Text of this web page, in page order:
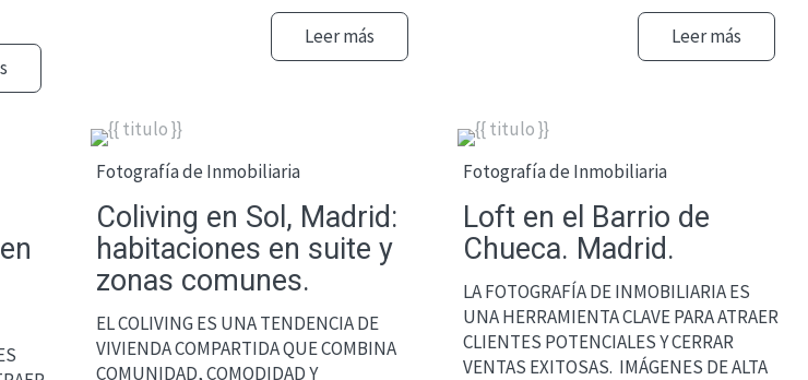
Leer más Leer más
Fotografía de Inmobiliaria
Coliving en Sol, Madrid:
habitaciones en suite y
zonas comunes.
EL COLIVING ES UNA TENDENCIA DE
VIVIENDA COMPARTIDA QUE COMBINA
COMUNIDAD, COMODIDAD Y
Fotografía de Inmobiliaria
Loft en el Barrio de
Chueca. Madrid.
LA FOTOGRAFÍA DE INMOBILIARIA ES
UNA HERRAMIENTA CLAVE PARA ATRAER
CLIENTES POTENCIALES Y CERRAR
VENTAS EXITOSAS. IMÁGENES DE ALTA